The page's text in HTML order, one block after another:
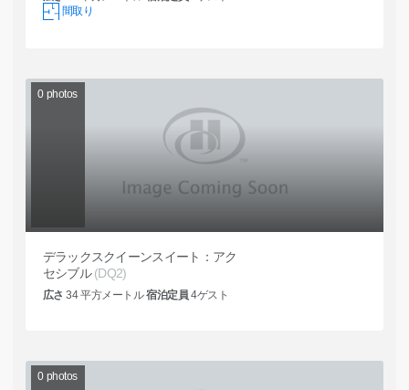
間取り
0 photos
デラックスクイーンスイート：アク
セシブル (DQ2)
広さ 34平方メートル宿泊定員 4ゲスト
0 photos